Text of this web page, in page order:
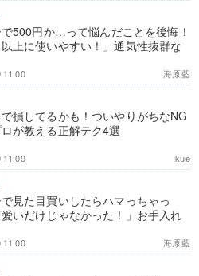
500円か…って悩んだことを後悔！
以上に使いやすい！」通気性抜群な
海原藍
11:00
損してるかも！ついやりがちなNG
が教える正解テク4選
Ikue
11:00
見た目買いしたらハマっちゃっ
いだけじゃなかった！」お手入れ
海原藍
11:00